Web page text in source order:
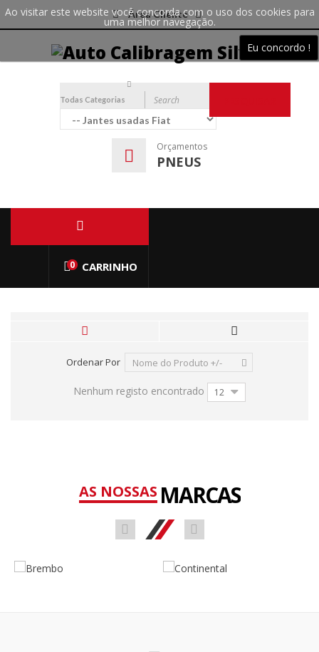
Ao visitar este website você concorda com o uso dos cookies para
uma melhor navegação.
Eu concordo !
Área Cliente
Todas Categorias
Orçamentos
PNEUS
0 CARRINHO
Ordenar Por Nome do Produto +/-
Nenhum registo encontrado 12
AS NOSSASMARCAS